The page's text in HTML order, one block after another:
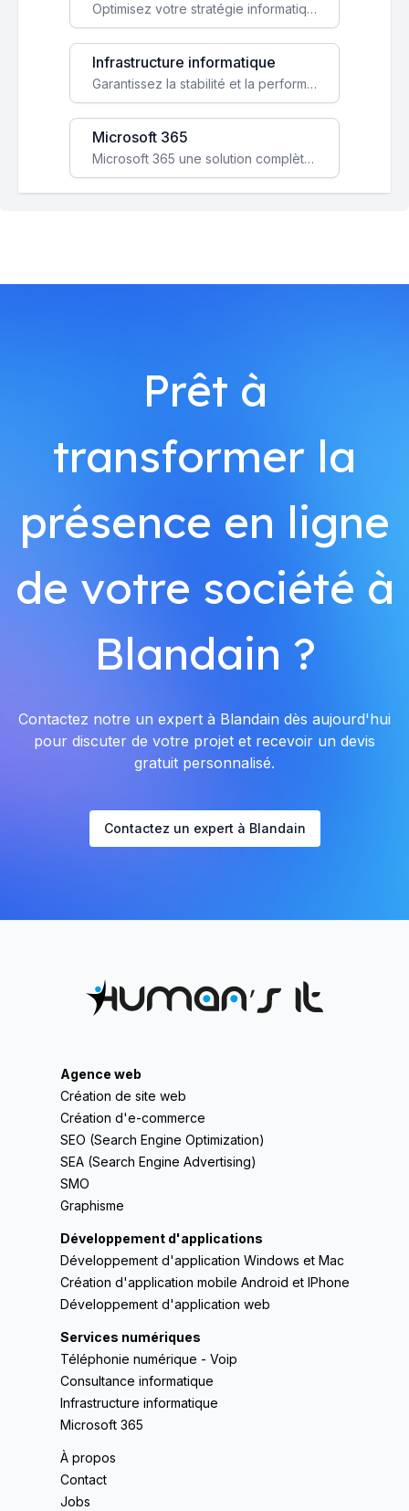
Optimisez votre stratégie informatique avec l'expertise de nos consultants pour améliorer votre efficacité et sécurité.
Infrastructure informatique
Garantissez la stabilité et la performance de votre entreprise avec une infrastructure IT sécurisée et évolutive.
Microsoft 365
Microsoft 365 une solution complète qui booste votre productivité, renforce la sécurité de vos données et facilite la collaboration.
Prêt à
transformer la
présence en ligne
de votre société à
Blandain ?
Contactez notre un expert à Blandain dès aujourd'hui
pour discuter de votre projet et recevoir un devis
gratuit personnalisé.
Contactez un expert à Blandain
Agence web
Création de site web
Création d'e-commerce
SEO (Search Engine Optimization)
SEA (Search Engine Advertising)
SMO
Graphisme
Développement d'applications
Développement d'application Windows et Mac
Création d'application mobile Android et IPhone
Développement d'application web
Services numériques
Téléphonie numérique - Voip
Consultance informatique
Infrastructure informatique
Microsoft 365
À propos
Contact
Jobs